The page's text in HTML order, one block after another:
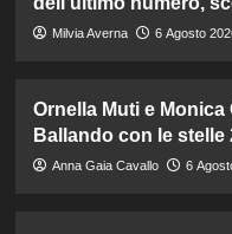
Milvia Averna 6 Agosto
Ornella Muti e
Ballando con le stelle
Anna Gaia Cavallo 6